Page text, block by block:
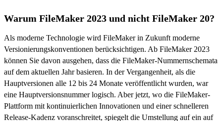
Warum FileMaker 2023 und nicht FileMaker 20?
Als moderne Technologie wird FileMaker in Zukunft moderne
Versionierungskonventionen berücksichtigen. Ab FileMaker 2023
können Sie davon ausgehen, dass die FileMaker-Nummernschemata
auf dem aktuellen Jahr basieren. In der Vergangenheit, als die
Hauptversionen alle 12 bis 24 Monate veröffentlicht wurden, war
eine Hauptversionsnummer logisch. Aber jetzt, wo die FileMaker-
Plattform mit kontinuierlichen Innovationen und einer schnelleren
Release-Kadenz voranschreitet, spiegelt die Umstellung auf ein auf